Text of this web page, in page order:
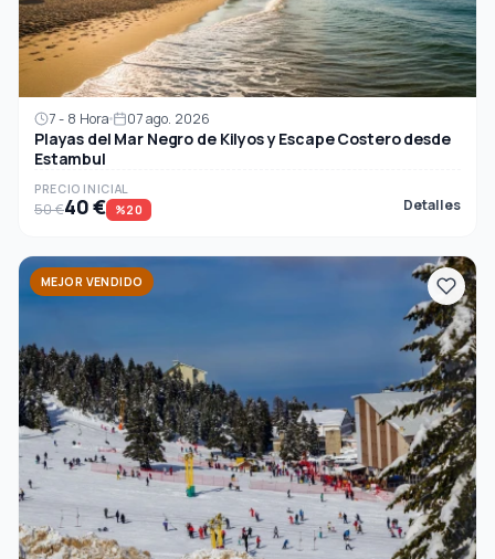
7 - 8 Hora 07 ago. 2026
Playas del Mar Negro de Kilyos y Escape Costero desde
Estambul
PRECIO INICIAL
50 €40 € %20 Detalles
MEJOR VENDIDO